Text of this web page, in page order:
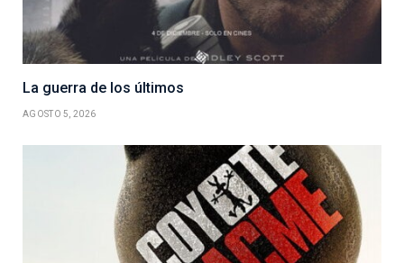
La guerra de los últimos
AGOSTO 5, 2026